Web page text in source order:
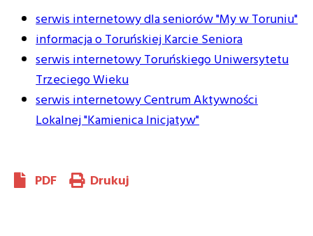
serwis internetowy dla seniorów "My w Toruniu"
informacja o Toruńskiej Karcie Seniora
serwis internetowy Toruńskiego Uniwersytetu
Trzeciego Wieku
serwis internetowy Centrum Aktywności
Lokalnej "Kamienica Inicjatyw"
PDF Drukuj